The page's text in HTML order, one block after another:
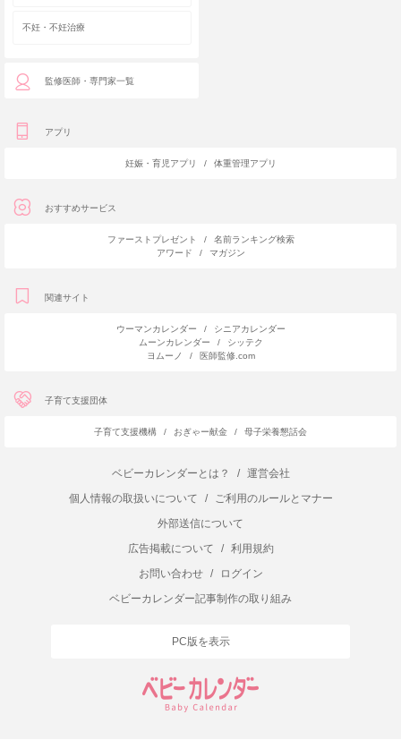
不妊・不妊治療
監修医師・専門家一覧
アプリ
妊娠・育児アプリ / 体重管理アプリ
おすすめサービス
ファーストプレゼント /
名前ランキング検索
アワード
/ マガジン
関連サイト
ウーマンカレンダー /
シニアカレンダー
ムーンカレンダー
/
シッテク
ヨムーノ
/ 医師監修.com
子育て支援団体
子育て支援機構 / おぎゃー献金 / 母子栄養懇話会
ベビーカレンダーとは？ /
運営会社
個人情報の取扱いについて
/
ご利用のルールとマナー
外部送信について
広告掲載について
/
利用規約
お問い合わせ
/
ログイン
ベビーカレンダー記事制作の取り組み
PC版を表示